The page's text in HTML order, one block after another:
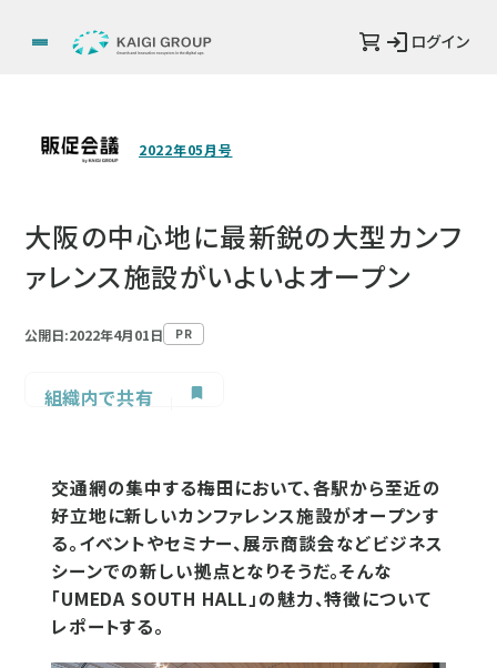
ログイン
2022年05月号
大阪の中心地に最新鋭の大型カンフ
ァレンス施設がいよいよオープン
公開日:2022年4月01日 PR
組織内で共有
交通網の集中する梅田において、各駅から至近の
好立地に新しいカンファレンス施設がオープンす
る。イベントやセミナー、展示商談会などビジネス
シーンでの新しい拠点となりそうだ。そんな
「UMEDA SOUTH HALL」の魅力、特徴について
レポートする。